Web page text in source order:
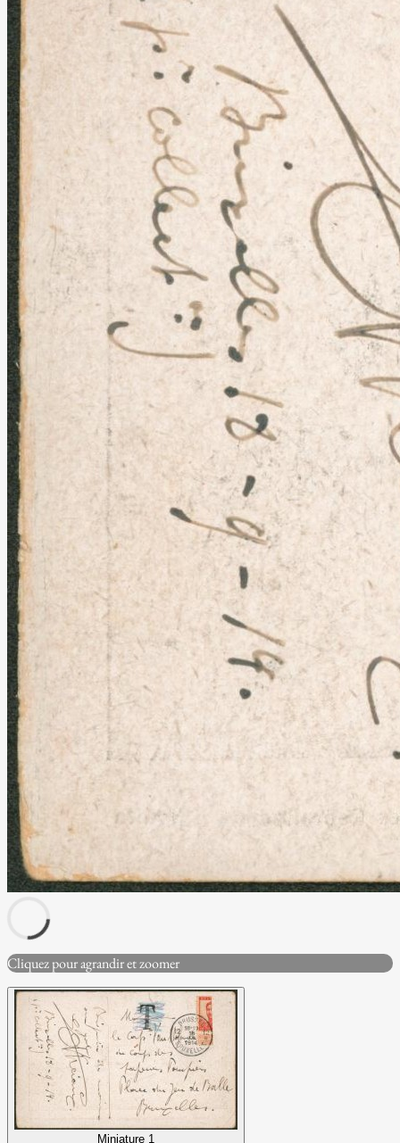
Cliquez pour agrandir et zoomer
Miniature 1